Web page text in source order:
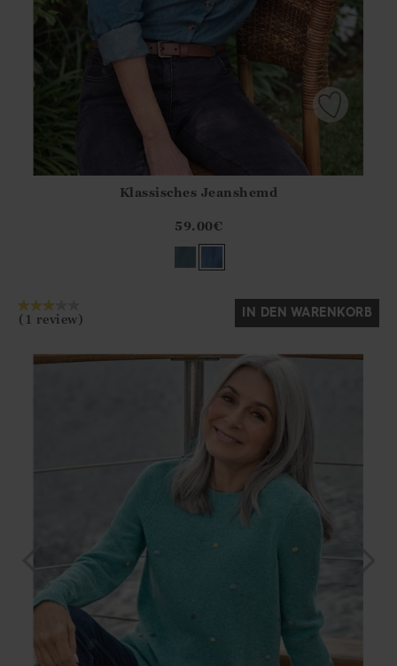
?? ""
Ja Nein
Klassisches Jeanshemd
59.00€
(1 review) IN DEN WARENKORB